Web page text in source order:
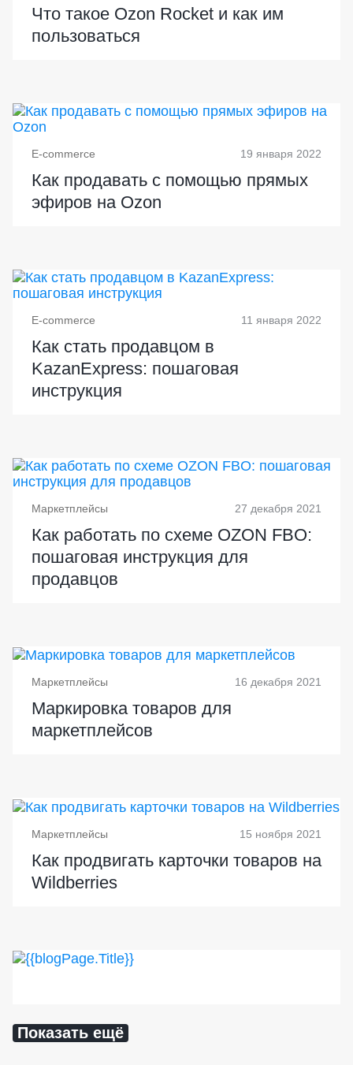
Что такое Ozon Rocket и как им
пользоваться
E-commerce 19 января 2022
Как продавать с помощью прямых
эфиров на Ozon
E-commerce 11 января 2022
Как стать продавцом в
KazanExpress: пошаговая
инструкция
Маркетплейсы 27 декабря 2021
Как работать по схеме OZON FBO:
пошаговая инструкция для
продавцов
Маркетплейсы 16 декабря 2021
Маркировка товаров для
маркетплейсов
Маркетплейсы 15 ноября 2021
Как продвигать карточки товаров на
Wildberries
Показать ещё